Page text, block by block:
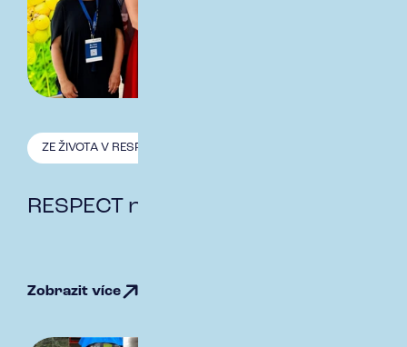
ZE ŽIVOTA V RESPECT
RESPECT na Zemi Živitelce
Zobrazit více